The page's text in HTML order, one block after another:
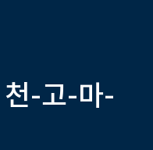
천-고-마-